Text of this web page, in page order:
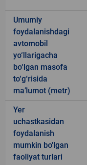
Umumiy
foydalanishdagi
avtomobil
yo‘llarigacha
bo‘lgan masofa
to‘g‘risida
ma’lumot (metr)
Yer
uchastkasidan
foydalanish
mumkin bo'lgan
faoliyat turlari